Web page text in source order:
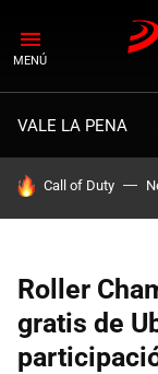
MENÚ
VALE LA PENA
HOY SE HABLA DE
Call of Duty
Roller
gratis de